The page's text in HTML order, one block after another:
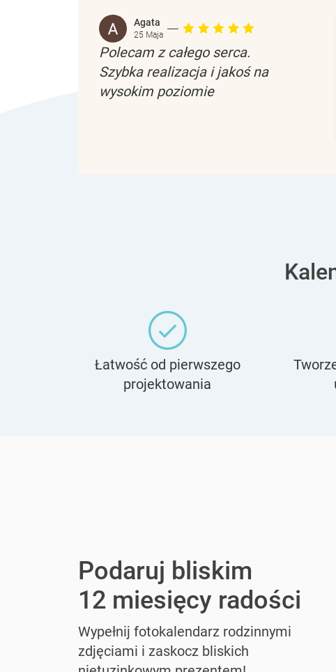
Agata
25 Maja
Polecam z całego serca.
Szybka realizacja i jakoś na
wysokim poziomie
Łatwość od pierwszego
projektowania
Podaruj bliskim
12 miesięcy radości
Wypełnij fotokalendarz rodzinnymi
zdjęciami i zaskocz bliskich